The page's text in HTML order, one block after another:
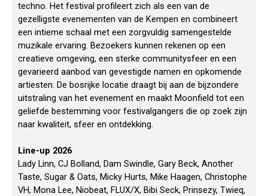
techno. Het festival profileert zich als een van de
gezelligste evenementen van de Kempen en combineert
een intieme schaal met een zorgvuldig samengestelde
muzikale ervaring. Bezoekers kunnen rekenen op een
creatieve omgeving, een sterke communitysfeer en een
gevarieerd aanbod van gevestigde namen en opkomende
artiesten. De bosrijke locatie draagt bij aan de bijzondere
uitstraling van het evenement en maakt Moonfield tot een
geliefde bestemming voor festivalgangers die op zoek zijn
naar kwaliteit, sfeer en ontdekking.
Line-up 2026
Lady Linn, CJ Bolland, Dam Swindle, Gary Beck, Another
Taste, Sugar & Oats, Micky Hurts, Mike Haagen, Christophe
VH, Mona Lee, Niobeat, FLUX/X, Bibi Seck, Prinsezy, Twieq,